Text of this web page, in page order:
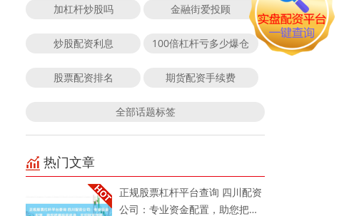
加杠杆炒股吗 金融街爱投顾
炒股配资利息 100倍杠杆亏多少爆仓
股票配资排名 期货配资手续费
全部话题标签
热门文章
正规股票杠杆平台查询 四川配资
公司：专业资金配置，助您把握